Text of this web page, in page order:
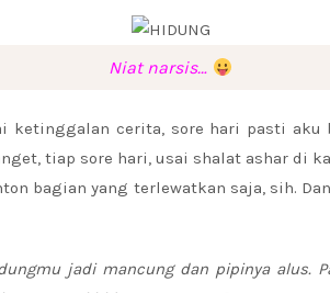
Niat narsis…
ketinggalan cerita, sore hari pasti aku
tiap sore hari, usai shalat ashar di
bagian yang terlewatkan saja, sih.
jadi mancung dan pipinya alus.